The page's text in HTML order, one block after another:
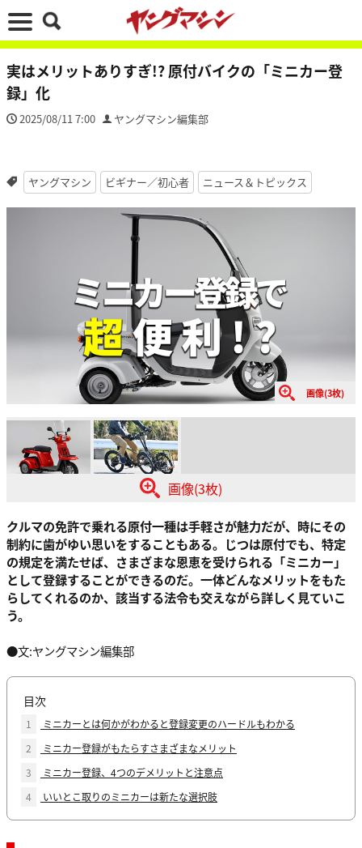
実はメリットありすぎ!? 原付バイクの「ミニカー登
録」化
2025/08/11 7:00 ヤングマシン編集部
ヤングマシン ビギナー／初心者 ニュース＆トピックス
画像(3枚)
画像(3枚)
クルマの免許で乗れる原付一種は手軽さが魅力だが、時にその
制約に歯がゆい思いをすることもある。じつは原付でも、特定
の規定を満たせば、さまざまな恩恵を受けられる「ミニカー」
として登録することができるのだ。一体どんなメリットをもた
らしてくれるのか、該当する法令も交えながら詳しく見ていこ
う。
●文:ヤングマシン編集部
目次
1
ミニカーとは何かがわかると登録変更のハードルもわかる
2
ミニカー登録がもたらすさまざまなメリット
3
ミニカー登録、4つのデメリットと注意点
4
いいとこ取りのミニカーは新たな選択肢